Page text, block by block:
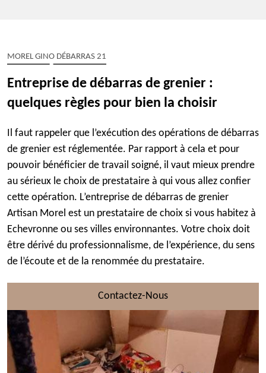
MOREL GINO DÉBARRAS 21
Entreprise de débarras de grenier :
quelques règles pour bien la choisir
Il faut rappeler que l’exécution des opérations de débarras
de grenier est réglementée. Par rapport à cela et pour
pouvoir bénéficier de travail soigné, il vaut mieux prendre
au sérieux le choix de prestataire à qui vous allez confier
cette opération. L’entreprise de débarras de grenier
Artisan Morel est un prestataire de choix si vous habitez à
Echevronne ou ses villes environnantes. Votre choix doit
être dérivé du professionnalisme, de l’expérience, du sens
de l’écoute et de la renommée du prestataire.
Contactez-Nous